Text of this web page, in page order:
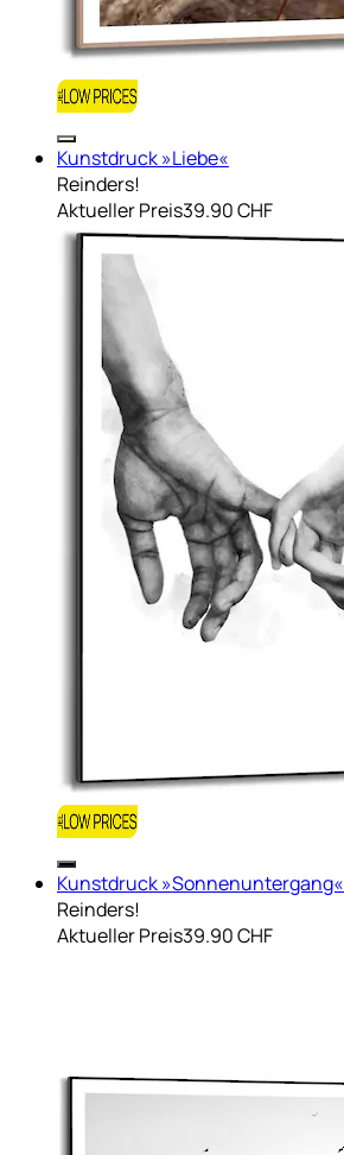
Kunstdruck »Liebe«
Reinders!
Aktueller Preis39.90 CHF
Kunstdruck »Sonnenuntergang«
Reinders!
Aktueller Preis39.90 CHF